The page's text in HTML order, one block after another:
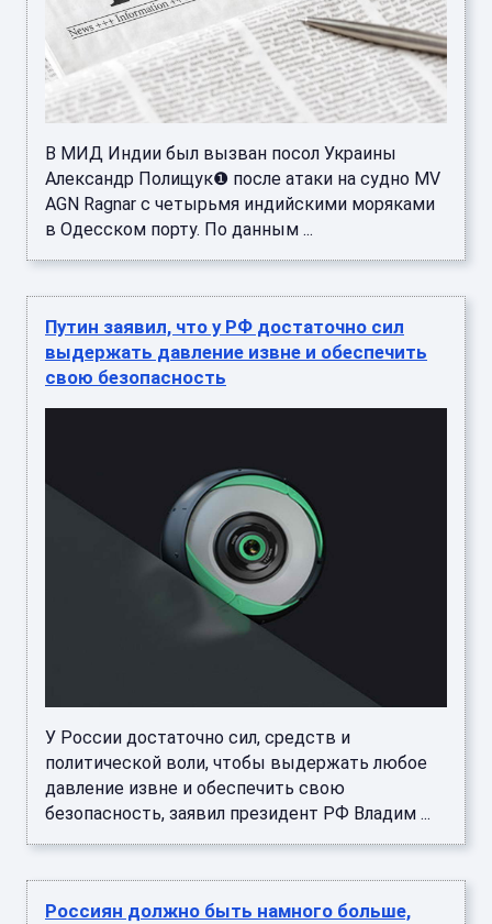
В МИД Индии был вызван посол Украины
Александр Полищук❶ после атаки на судно MV
AGN Ragnar с четырьмя индийскими моряками
в Одесском порту. По данным ...
Путин заявил, что у РФ достаточно сил
выдержать давление извне и обеспечить
свою безопасность
У России достаточно сил, средств и
политической воли, чтобы выдержать любое
давление извне и обеспечить свою
безопасность, заявил президент РФ Владим ...
Россиян должно быть намного больше,